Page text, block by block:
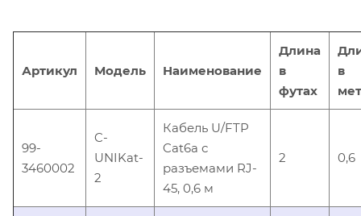
Артикул Модель Наименование
Длина
в
футах
в
99-
3460002
C-
UNIKat-
2
Кабель U/FTP
Cat6a с
разъемами RJ-
45, 0,6 м
2 0,6